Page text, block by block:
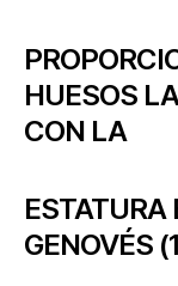
HUESOS
CON LA
ESTATURA
GENOVÉS